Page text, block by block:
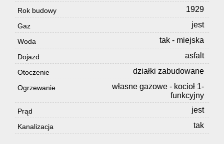
Rok budowy 1929
Gaz jest
Woda tak - miejska
Dojazd asfalt
Otoczenie działki zabudowane
Ogrzewanie
własne gazowe - kocioł 1-
funkcyjny
Prąd jest
Kanalizacja tak